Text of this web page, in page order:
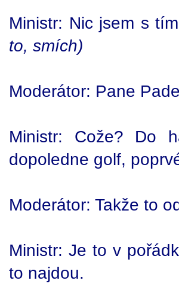
Ministr: Nic jsem s
to, smích)
Moderátor: Pane
Ministr: Cože? Do
dopoledne golf,
Moderátor: Takže to
Ministr: Je to v
to najdou.